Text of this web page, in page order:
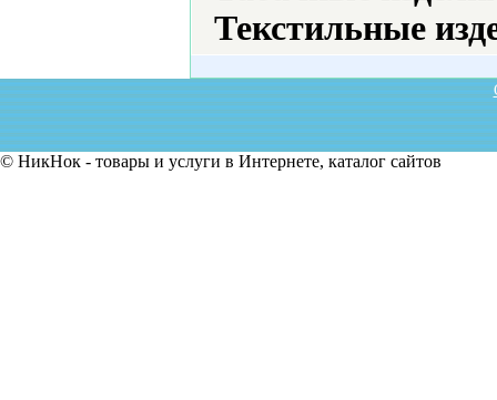
Текстильные
© НикНок - товары и услуги в Интернете, каталог сайтов